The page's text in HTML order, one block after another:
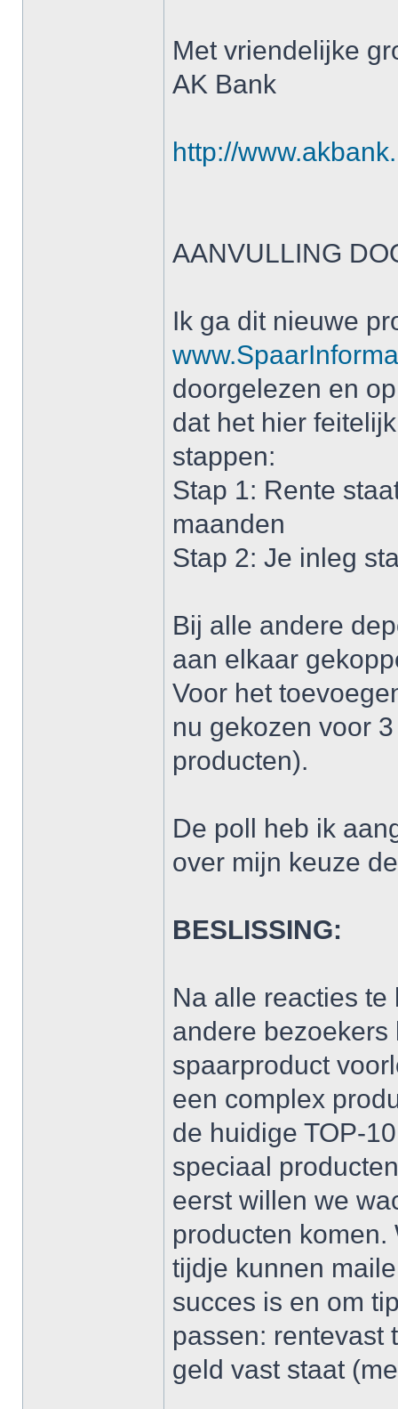
Met vriendelijke
AK Bank
http://
AANVULLING
Ik ga dit nieuwe
doorgelezen en
dat het hier
stappen:
Stap 1: Rente
maanden
Stap 2: Je inleg
Bij alle andere
aan elkaar
Voor het
nu gekozen voor
producten).
De poll heb ik
over mijn keuze
BESLISSING:
Na alle reacties
andere
spaarproduct
een complex
de huidige TOP-
speciaal
eerst willen we
producten komen.
tijdje kunnen
succes is en om
passen: rentevast
geld vast staat